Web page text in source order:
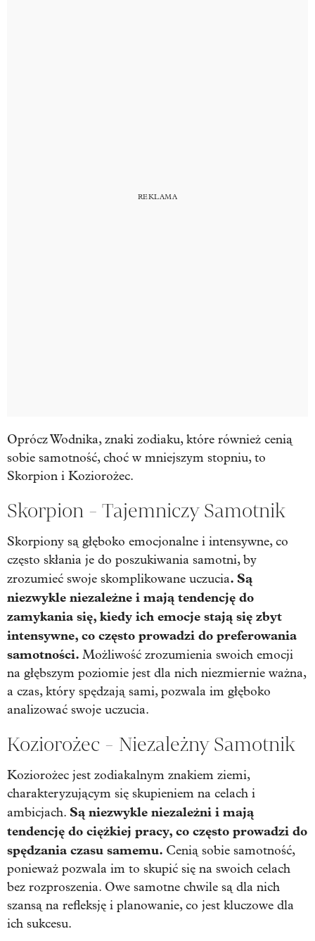
Oprócz Wodnika, znaki zodiaku, które również cenią
sobie samotność, choć w mniejszym stopniu, to
Skorpion i Koziorożec.
Skorpion - Tajemniczy Samotnik
Skorpiony są głęboko emocjonalne i intensywne, co
często skłania je do poszukiwania samotni, by
zrozumieć swoje skomplikowane uczucia. Są
niezwykle niezależne i mają tendencję do
zamykania się, kiedy ich emocje stają się zbyt
intensywne, co często prowadzi do preferowania
samotności. Możliwość zrozumienia swoich emocji
na głębszym poziomie jest dla nich niezmiernie ważna,
a czas, który spędzają sami, pozwala im głęboko
analizować swoje uczucia.
Koziorożec - Niezależny Samotnik
Koziorożec jest zodiakalnym znakiem ziemi,
charakteryzującym się skupieniem na celach i
ambicjach. Są niezwykle niezależni i mają
tendencję do ciężkiej pracy, co często prowadzi do
spędzania czasu samemu. Cenią sobie samotność,
ponieważ pozwala im to skupić się na swoich celach
bez rozproszenia. Owe samotne chwile są dla nich
szansą na refleksję i planowanie, co jest kluczowe dla
ich sukcesu.